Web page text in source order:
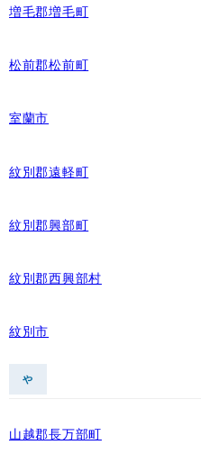
増毛郡増毛町
松前郡松前町
室蘭市
紋別郡遠軽町
紋別郡興部町
紋別郡西興部村
紋別市
や
山越郡長万部町